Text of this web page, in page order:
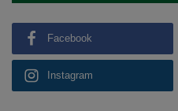
Facebook
Instagram